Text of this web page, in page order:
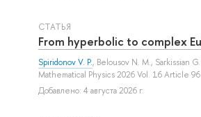
СТАТЬЯ
From hyperbolic to complex
Spiridonov V. P., Belousov N. M., Sarkissian
Mathematical Physics 2026 Vol. 16 Article 96
Добавлено: 4 августа 2026 г.